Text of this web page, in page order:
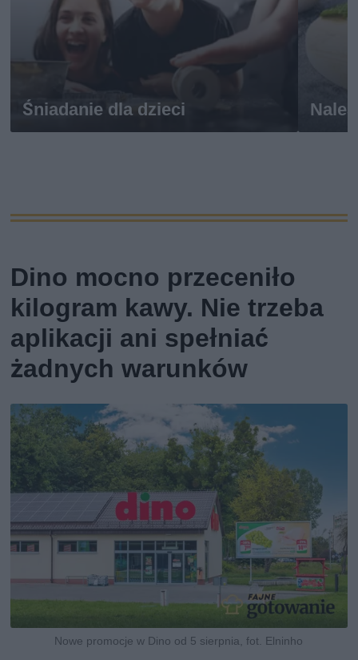
Śniadanie dla dzieci
Dino mocno przeceniło
kilogram kawy. Nie trzeba
aplikacji ani spełniać
żadnych warunków
Nowe promocje w Dino od 5 sierpnia, fot. Elninho